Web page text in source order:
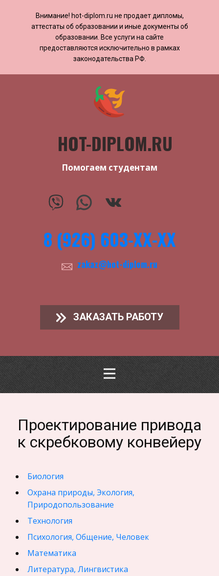
Внимание! ​​​​hot-diplom.ru не продает дипломы,
аттестаты об образовании и иные документы об
образовании. Все услуги на сайте
предоставляются исключительно в рамках
законодательства РФ.
HOT-DIPLOM.RU
Помогаем студентам
8 (926) 603-ХХ-ХХ
zakaz@hot-diplom.ru
ЗАКАЗАТЬ РАБОТУ
Проектирование привода
к скребковому конвейеру
Биология
Охрана природы, Экология,
Природопользование
Технология
Психология, Общение, Человек
Математика
Литература, Лингвистика